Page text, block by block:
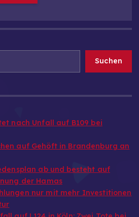
Suchen
nach Unfall auf B109 bei
auf Gehöft in Brandenburg an
ab und besteht auf
der Hamas
nur mit mehr Investitionen